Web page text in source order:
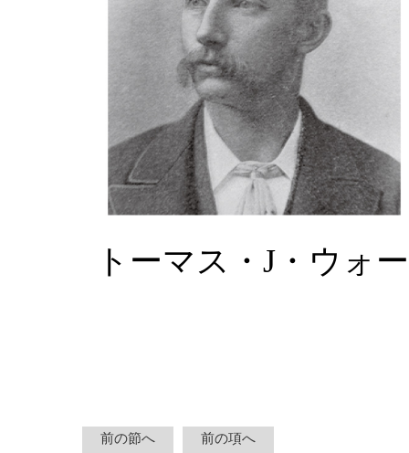
トーマス・J・ウォ
前の節へ 前の項へ